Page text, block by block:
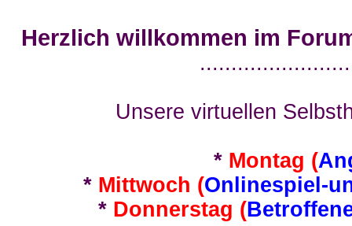
Herzlich willkommen im
Unsere virtuellen
* Montag (
* Mittwoch (Onlinespiel-
* Donnerstag (